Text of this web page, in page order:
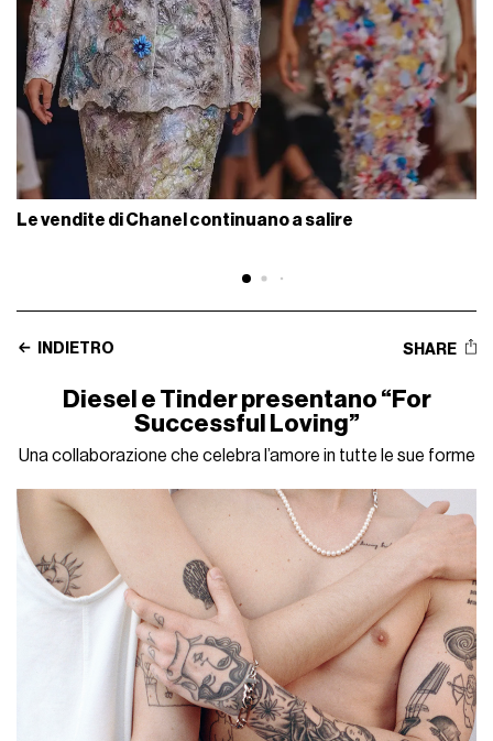
Le vendite di Chanel continuano a salire
INDIETRO SHARE
Diesel e Tinder presentano “For
Successful Loving”
Una collaborazione che celebra l’amore in tutte le sue forme